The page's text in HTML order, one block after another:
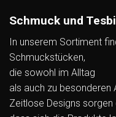
Schmuck und
In unserem Sortiment
Schmuckstücken,
die sowohl im Alltag
als auch zu besonderen
Zeitlose Designs sorgen